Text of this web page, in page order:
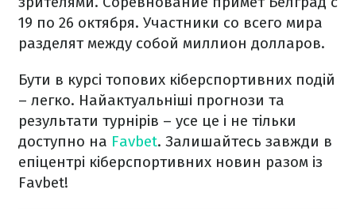
19 по 26 октября. Участники со всего мира
разделят между собой миллион долларов.
Бути в курсі топових кіберспортивних подій
– легко. Найактуальніші прогнози та
результати турнірів – усе це і не тільки
доступно на Favbet. Залишайтесь завжди в
епіцентрі кіберспортивних новин разом із
Favbet!